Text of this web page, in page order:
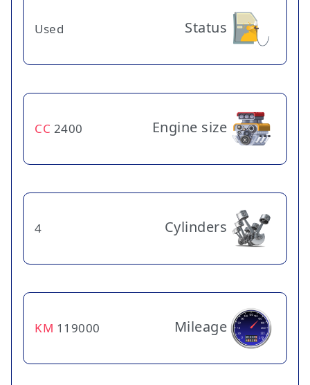
Status
Used
Engine size
2400
CC
Cylinders
4
Mileage
119000
KM